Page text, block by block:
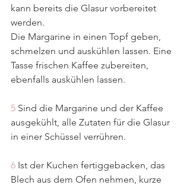
kann bereits die Glasur vorbereitet
werden.
Die Margarine in einen Topf geben,
schmelzen und auskühlen lassen. Eine
Tasse frischen Kaffee zubereiten,
ebenfalls auskühlen lassen.
5 Sind die Margarine und der Kaffee
ausgekühlt, alle Zutaten für die Glasur
in einer Schüssel verrühren.
6 Ist der Kuchen fertiggebacken, das
Blech aus dem Ofen nehmen, kurze